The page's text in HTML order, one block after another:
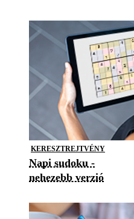
KERESZTREJTVÉNY
Napi sudoku -
nehezebb verzió